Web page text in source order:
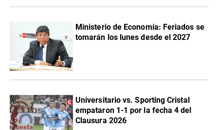
Ministerio de Economía: Feriados se
tomarán los lunes desde el 2027
Universitario vs. Sporting Cristal
empataron 1-1 por la fecha 4 del
Clausura 2026